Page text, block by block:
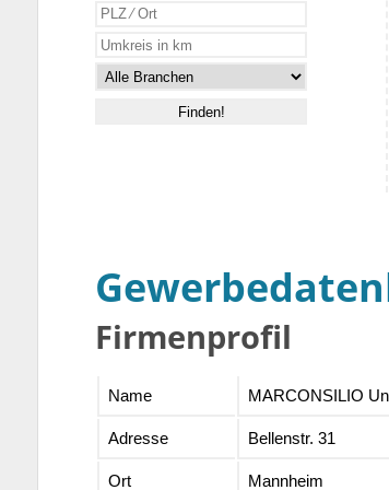
Firmenprofil
Name MARCONSILIO
Adresse Bellenstr. 31
Ort Mannheim